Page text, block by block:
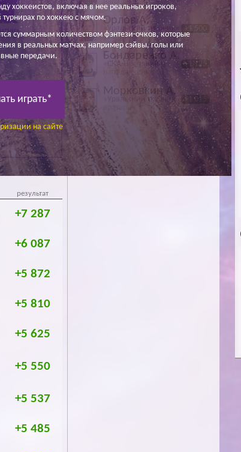
хоккеистов, включая в нее реальных игроков,
по хоккею с мячом.
суммарным количеством фэнтези-очков, которые
в реальных матчах, например сэйвы, голы или
передачи.
играть*
на сайте
результат
+7 287
+6 087
+5 872
+5 810
+5 625
+5 550
+5 537
+5 485
Орлов А.
«Уральский трубник»
защитник
+1 500
Бондаренко А.
«СКА-Нефтяник»
+1 125
Морковкин А.
«Уральский трубник»
+1 015